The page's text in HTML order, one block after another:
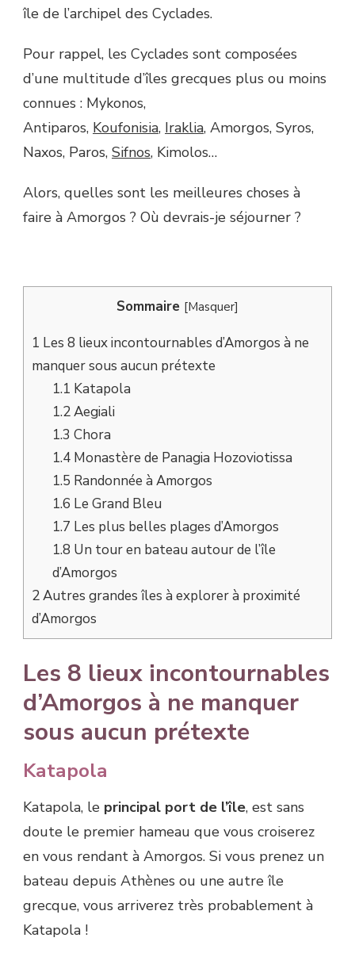
île de l’archipel des Cyclades.
Pour rappel, les Cyclades sont composées
d’une multitude d’îles grecques plus ou moins
connues : Mykonos,
Antiparos, Koufonisia, Iraklia, Amorgos, Syros,
Naxos, Paros, Sifnos, Kimolos…
Alors, quelles sont les meilleures choses à
faire à Amorgos ? Où devrais-je séjourner ?
Sommaire [Masquer]
1 Les 8 lieux incontournables d’Amorgos à ne
manquer sous aucun prétexte
1.1 Katapola
1.2Aegiali
1.3 Chora
1.4Monastère de Panagia Hozoviotissa
1.5 Randonnée à Amorgos
1.6 Le Grand Bleu
1.7 Les plus belles plages d’Amorgos
1.8 Un tour en bateau autour de l’île
d’Amorgos
2Autres grandes îles à explorer à proximité
d’Amorgos
Les 8 lieux incontournables
d’Amorgos à ne manquer
sous aucun prétexte
Katapola
Katapola, le principal port de l’île, est sans
doute le premier hameau que vous croiserez
en vous rendant à Amorgos. Si vous prenez un
bateau depuis Athènes ou une autre île
grecque, vous arriverez très probablement à
Katapola !